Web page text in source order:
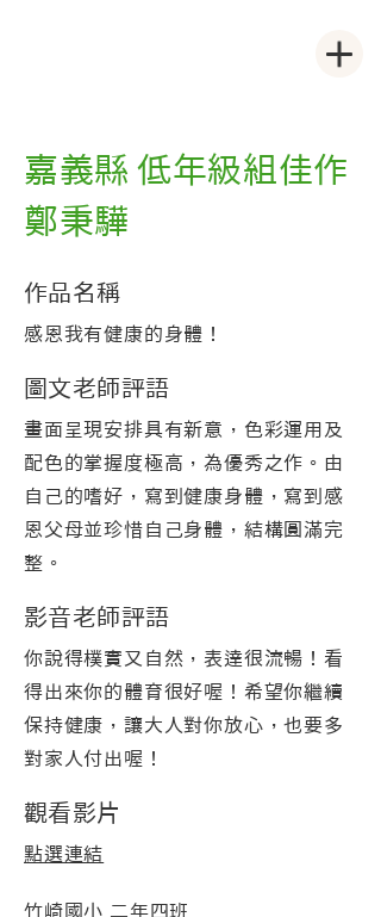
嘉義縣 低年級組佳作
鄭秉驊
作品名稱
感恩我有健康的身體！
圖文老師評語
畫面呈現安排具有新意，色彩運用及
配色的掌握度極高，為優秀之作。由
自己的嗜好，寫到健康身體，寫到感
恩父母並珍惜自己身體，結構圓滿完
整。
影音老師評語
你說得樸實又自然，表達很流暢！看
得出來你的體育很好喔！希望你繼續
保持健康，讓大人對你放心，也要多
對家人付出喔！
觀看影片
點選連結
竹崎國小 二年四班